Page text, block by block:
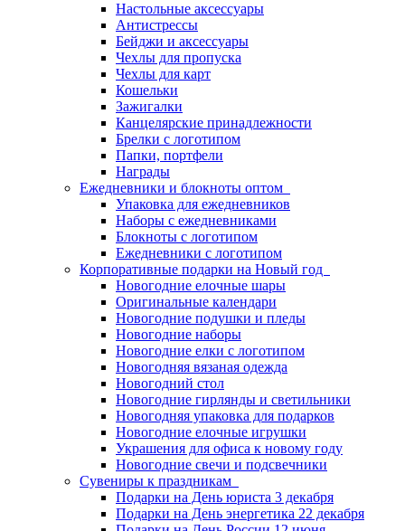
Настольные аксессуары
Антистрессы
Бейджи и аксессуары
Чехлы для пропуска
Чехлы для карт
Кошельки
Зажигалки
Канцелярские принадлежности
Брелки с логотипом
Папки, портфели
Награды
Ежедневники и блокноты оптом
Упаковка для ежедневников
Наборы с ежедневниками
Блокноты с логотипом
Ежедневники с логотипом
Корпоративные подарки на Новый год
Новогодние елочные шары
Оригинальные календари
Новогодние подушки и пледы
Новогодние наборы
Новогодние елки с логотипом
Новогодняя вязаная одежда
Новогодний стол
Новогодние гирлянды и светильники
Новогодняя упаковка для подарков
Новогодние елочные игрушки
Украшения для офиса к новому году
Новогодние свечи и подсвечники
Сувениры к праздникам
Подарки на День юриста 3 декабря
Подарки на День энергетика 22 декабря